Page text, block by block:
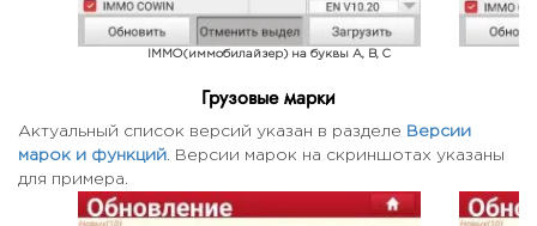
IMMO(иммобилайзер) на буквы A, B, C
Грузовые марки
Актуальный список версий указан в разделе Версии
марок и функций . Версии марок на скриншотах указаны
для примера.